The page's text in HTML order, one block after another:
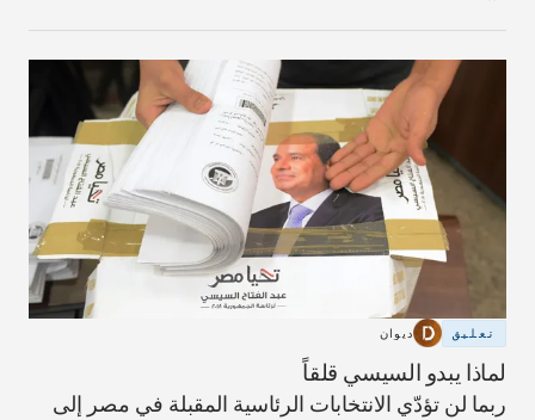
تعليق ديوان
لماذا يبدو السيسي قلقاً
ربما لن تؤدّي الانتخابات الرئاسية المقبلة في مصر إلى